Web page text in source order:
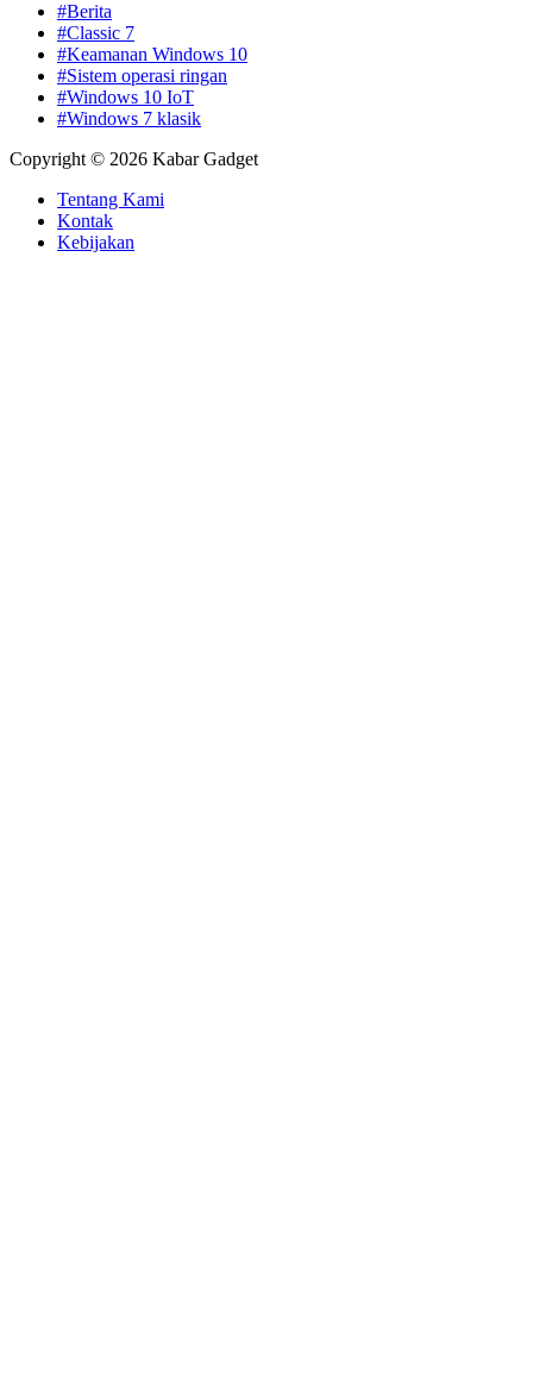
#Berita
#Classic 7
#Keamanan Windows 10
#Sistem operasi ringan
#Windows 10 IoT
#Windows 7 klasik
Copyright © 2026 Kabar Gadget
Tentang Kami
Kontak
Kebijakan